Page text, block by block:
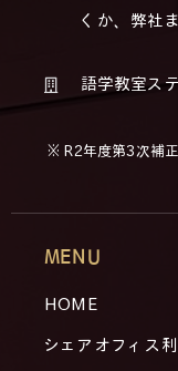
くか、弊社
語学教室ス
※ R2年度第3次補
MENU
HOME
シェアオフィス